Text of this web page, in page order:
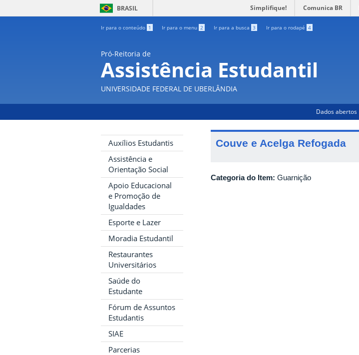
BRASIL Simplifique! Comunica BR
Ir para o conteúdo 1 Ir para o menu 2 Ir para a busca 3 Ir para o rodapé 4
Pró-Reitoria de
Assistência Estudantil
UNIVERSIDADE FEDERAL DE UBERLÂNDIA
Dados abertos
Auxílios Estudantis
Assistência e
Orientação Social
Apoio Educacional
e Promoção de
Igualdades
Esporte e Lazer
Moradia Estudantil
Restaurantes
Universitários
Saúde do
Estudante
Fórum de Assuntos
Estudantis
SIAE
Parcerias
Couve e Acelga Refogada
Categoria do Item: Guarnição